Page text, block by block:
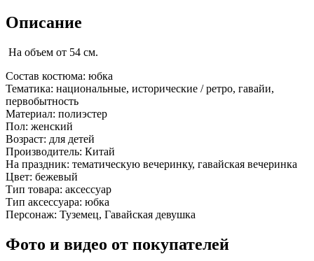
Описание
На объем от 54 см.
Состав костюма: юбка
Тематика: национальные, исторические / ретро, гавайи,
первобытность
Материал: полиэстер
Пол: женский
Возраст: для детей
Производитель: Китай
На праздник: тематическую вечеринку, гавайская вечеринка
Цвет: бежевый
Тип товара: аксессуар
Тип аксессуара: юбка
Персонаж: Туземец, Гавайская девушка
Фото и видео от покупателей